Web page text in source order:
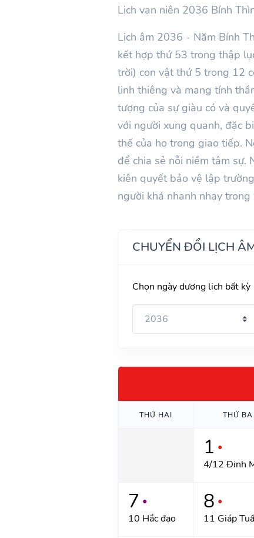
Lịch vạn niên 2036 Bính
Lịch âm 2036 - Năm Bính
kết hợp thứ53 trong thập
trời) con vật thứ 5 trong 12
linh thiêng và mang tính
tượng của sự giàu có và
với người xung quanh, đặc
thế của họ trong giao tiếp.
để chia sẻ nỗi niềm tâm sự.
kiên quyết bảo vệ lập
người khá nhanh nhạy
CHUYỂN ĐỔI LỊCH
Chọn ngày dương lịch bất kỳ
THỨ HAI THỨ BA
1 ●
4/12 Đinh
7 ●
10 Hắc đạo
8 ●
11 Giáp